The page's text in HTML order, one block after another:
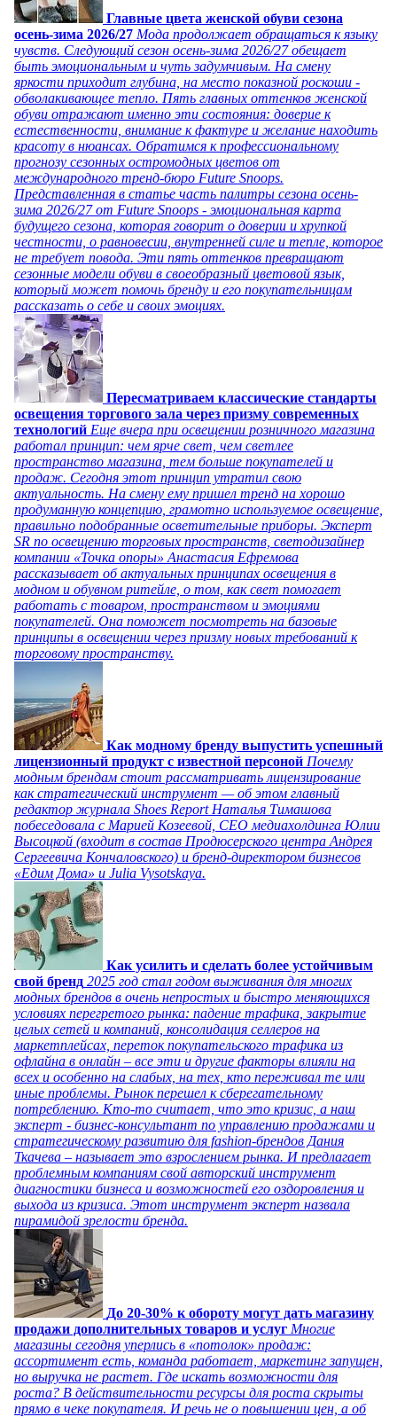
Главные цвета женской обуви сезона
осень-зима 2026/27 Мода продолжает обращаться к языку
чувств. Следующий сезон осень-зима 2026/27 обещает
быть эмоциональным и чуть задумчивым. На смену
яркости приходит глубина, на место показной роскоши -
обволакивающее тепло. Пять главных оттенков женской
обуви отражают именно эти состояния: доверие к
естественности, внимание к фактуре и желание находить
красоту в нюансах. Обратимся к профессиональному
прогнозу сезонных остромодных цветов от
международного тренд-бюро Future Snoops.
Представленная в статье часть палитры сезона осень-
зима 2026/27 от Future Snoops - эмоциональная карта
будущего сезона, которая говорит о доверии и хрупкой
честности, о равновесии, внутренней силе и тепле, которое
не требует повода. Эти пять оттенков превращают
сезонные модели обуви в своеобразный цветовой язык,
который может помочь бренду и его покупательницам
рассказать о себе и своих эмоциях.
Пересматриваем классические стандарты
освещения торгового зала через призму современных
технологий Еще вчера при освещении розничного магазина
работал принцип: чем ярче свет, чем светлее
пространство магазина, тем больше покупателей и
продаж. Сегодня этот принцип утратил свою
актуальность. На смену ему пришел тренд на хорошо
продуманную концепцию, грамотно используемое освещение,
правильно подобранные осветительные приборы. Эксперт
SR по освещению торговых пространств, светодизайнер
компании «Точка опоры» Анастасия Ефремова
рассказывает об актуальных принципах освещения в
модном и обувном ритейле, о том, как свет помогает
работать с товаром, пространством и эмоциями
покупателей. Она поможет посмотреть на базовые
принципы в освещении через призму новых требований к
торговому пространству.
Как модному бренду выпустить успешный
лицензионный продукт с известной персоной Почему
модным брендам стоит рассматривать лицензирование
как стратегический инструмент — об этом главный
редактор журнала Shoes Report Наталья Тимашова
побеседовала с Марией Козеевой, СЕО медиахолдинга Юлии
Высоцкой (входит в состав Продюсерского центра Андрея
Сергеевича Кончаловского) и бренд-директором бизнесов
«Едим Дома» и Julia Vysotskaya.
Как усилить и сделать более устойчивым
свой бренд 2025 год стал годом выживания для многих
модных брендов в очень непростых и быстро меняющихся
условиях перегретого рынка: падение трафика, закрытие
целых сетей и компаний, консолидация селлеров на
маркетплейсах, переток покупательского трафика из
офлайна в онлайн – все эти и другие факторы влияли на
всех и особенно на слабых, на тех, кто переживал те или
иные проблемы. Рынок перешел к сберегательному
потреблению. Кто-то считает, что это кризис, а наш
эксперт - бизнес-консультант по управлению продажами и
стратегическому развитию для fashion-брендов Дания
Ткачева – называет это взрослением рынка. И предлагает
проблемным компаниям свой авторский инструмент
диагностики бизнеса и возможностей его оздоровления и
выхода из кризиса. Этот инструмент эксперт назвала
пирамидой зрелости бренда.
До 20-30% к обороту могут дать магазину
продажи дополнительных товаров и услуг Многие
магазины сегодня уперлись в «потолок» продаж:
ассортимент есть, команда работает, маркетинг запущен,
но выручка не растет. Где искать возможности для
роста? В действительности ресурсы для роста скрыты
прямо в чеке покупателя. И речь не о повышении цен, а об